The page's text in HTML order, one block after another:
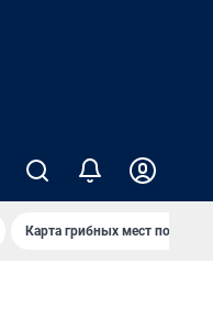
Карта грибных мест под